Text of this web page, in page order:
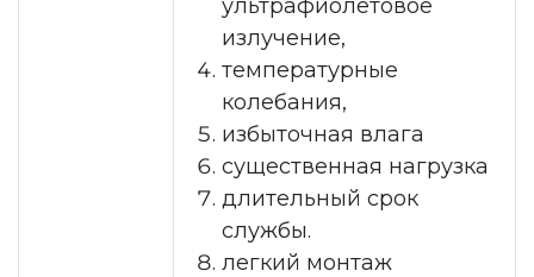
ультрафиолетовое
излучение,
температурные
колебания,
избыточная влага
существенная нагрузка
длительный срок
службы.
легкий монтаж